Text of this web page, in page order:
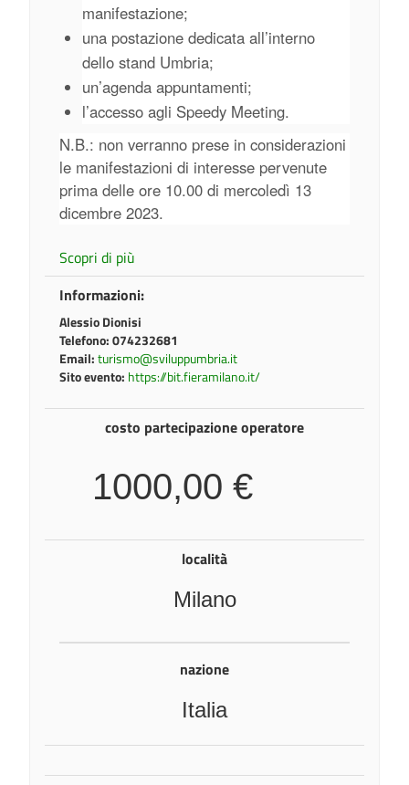
manifestazione;
una postazione dedicata all’interno
dello stand Umbria;
un’agenda appuntamenti;
l’accesso agli Speedy Meeting.
N.B.: non verranno prese in considerazioni
le manifestazioni di interesse pervenute
prima delle ore 10.00 di mercoledì 13
dicembre 2023.
Scopri di più
Informazioni:
Alessio Dionisi
Telefono:074232681
Email:turismo@sviluppumbria.it
Sito evento: https://bit.fieramilano.it/
costo partecipazione operatore
1000,00 €
località
Milano
nazione
Italia